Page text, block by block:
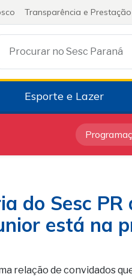
Transparência e
Procurar no Sesc Paraná
Esporte e Lazer
do Sesc
está na
relação de convidados